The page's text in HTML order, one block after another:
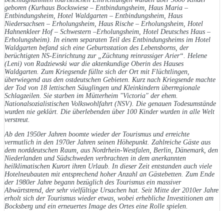
geboren (Kurhaus Bockswiese – Entbindungsheim, Haus Maria –
Entbindungsheim, Hotel Waldgarten – Entbindungsheim, Haus
Niedersachsen – Erholungsheim, Haus Rische – Erholungsheim, Hotel
Hahnenkleer Hof – Schwestern –Erholungsheim, Hotel Deutsches Haus –
Erholungsheim). In einem separaten Teil des Entbindungsheims im Hotel
Waldgarten befand sich eine Geburtsstation des Lebensborns, der
berüchtigten NS-Einrichtung zur „Züchtung reinrassiger Arier“. Helene
(Leni) von Radziewski war die aktenkundige Oberin des Hauses
Waldgarten. Zum Kriegsende füllte sich der Ort mit Flüchtlingen,
überwiegend aus den ostdeutschen Gebieten. Kurz nach Kriegsende machte
der Tod von 18 lettischen Säuglingen und Kleinkindern überregionale
Schlagzeilen. Sie starben im Mütterheim "Victoria" der ehem.
Nationalsozialistischen Volkswohlfahrt (NSV). Die genauen Todesumstände
wurden nie geklärt. Die überlebenden über 100 Kinder wurden in alle Welt
verstreut.
Ab den 1950er Jahren boomte wieder der Tourismus und erreichte
vermutlich in den 1970er Jahren seinen Höhepunkt. Zahlreiche Gäste aus
dem norddeutschen Raum, aus Nordrhein-Westfalen, Berlin, Dänemark, den
Niederlanden und Südschweden verbrachten in dem anerkannten
heilklimatischen Kurort ihren Urlaub. In dieser Zeit entstanden auch viele
Hotelneubauten mit entsprechend hoher Anzahl an Gästebetten. Zum Ende
der 1980er Jahre begann bezüglich des Tourismus ein massiver
Abwärtstrend, der sehr vielfältige Ursachen hat. Seit Mitte der 2010er Jahre
erholt sich der Tourismus wieder etwas, wobei erhebliche Investitionen am
Bocksberg und ein erneuertes Image des Ortes eine Rolle spielen.